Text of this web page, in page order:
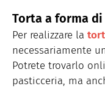
Torta a forma di
Per realizzare la
necessariamente
Potrete trovarlo
pasticceria, ma